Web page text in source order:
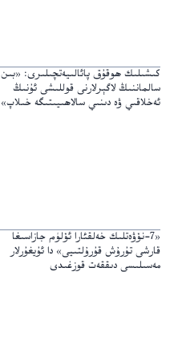
كىشىلىك ھوقۇق پائالىيەتچىلىرى: «بىن
سالماننىڭ لاگېرلارنى قوللىشى ئۇنىڭ
ئەخلاقىي ۋە دىنىي سالاھىيىتىگە خىلاپ»
«7-نۆۋەتلىك خەلقئارا ئۆلۈم جازاسىغا
قارشى تۇرۇش قۇرۇلتىيى» دا ئۇيغۇرلار
مەسىلىسى دىققەت قوزغىدى